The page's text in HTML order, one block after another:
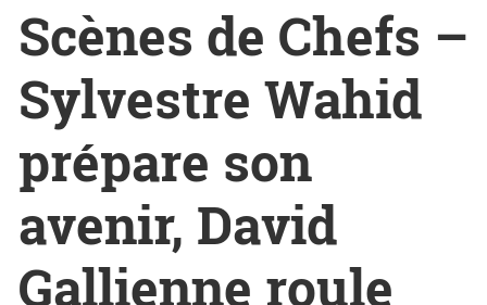
Scènes de Chefs –
Sylvestre Wahid
prépare son
avenir, David
Gallienne roule